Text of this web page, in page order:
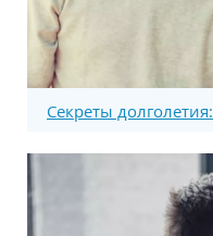
Секреты